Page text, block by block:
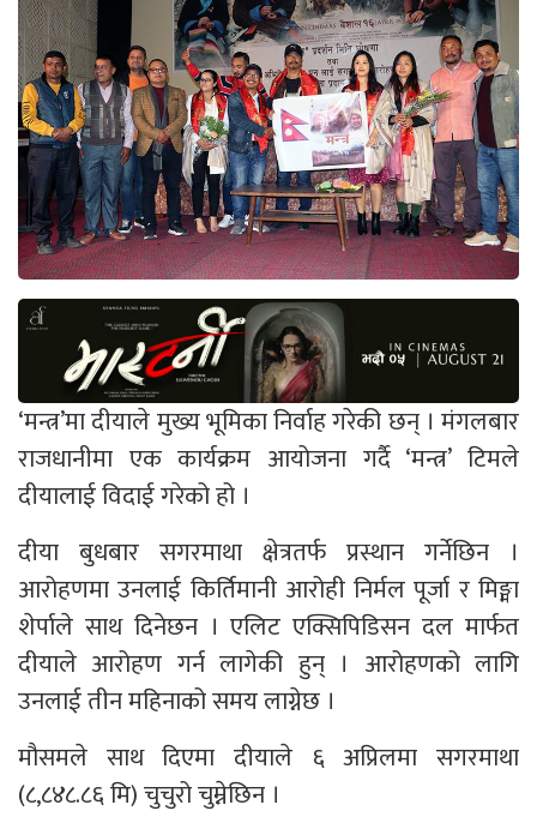
‘मन्त्र’मा दीयाले मुख्य भूमिका निर्वाह गरेकी छन् । मंगलबार
राजधानीमा एक कार्यक्रम आयोजना गर्दै ‘मन्त्र’ टिमले
दीयालाई विदाई गरेको हो ।
दीया बुधबार सगरमाथा क्षेत्रतर्फ प्रस्थान गर्नेछिन ।
आरोहणमा उनलाई किर्तिमानी आरोही निर्मल पूर्जा र मिङ्मा
शेर्पाले साथ दिनेछन । एलिट एक्सिपिडिसन दल मार्फत
दीयाले आरोहण गर्न लागेकी हुन् । आरोहणको लागि
उनलाई तीन महिनाको समय लाग्नेछ ।
मौसमले साथ दिएमा दीयाले ६ अप्रिलमा सगरमाथा
(८,८४८.८६ मि) चुचुरो चुम्नेछिन ।